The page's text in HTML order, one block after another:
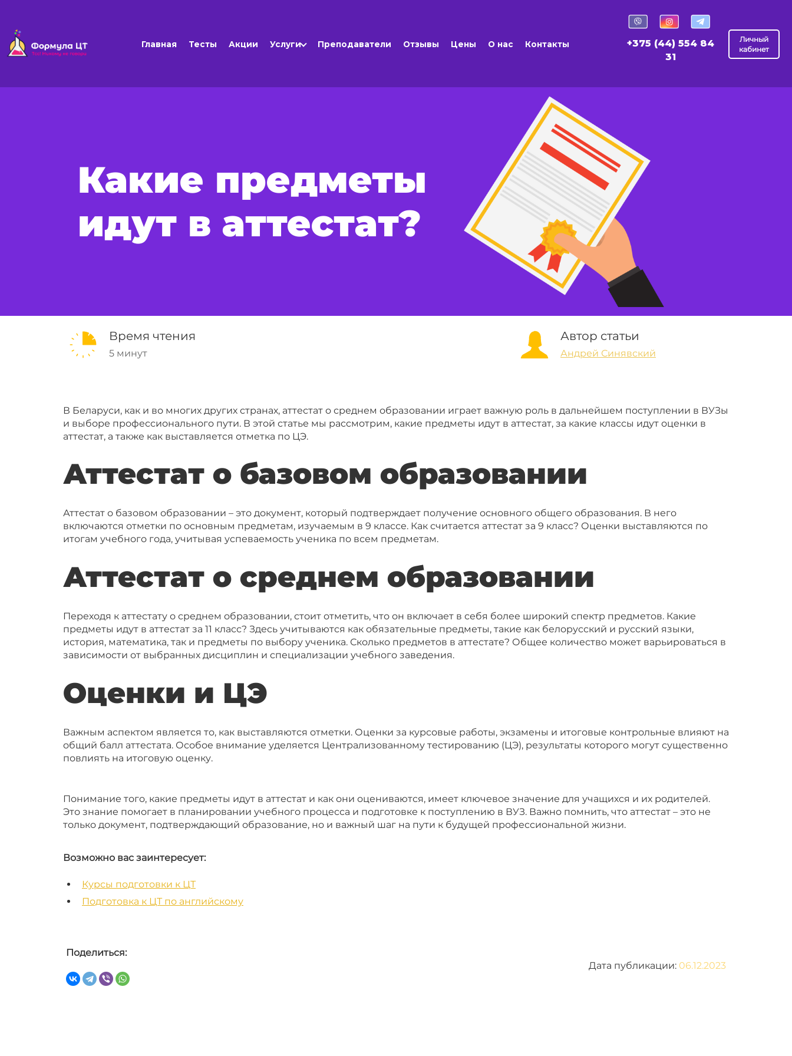
Главная Тесты Акции Услуги Преподаватели Отзывы Цены О нас Контакты
+375 (44) 554 84
31
Личный
кабинет
Какие предметы
идут в аттестат?
Время чтения
5 минут
Автор статьи
Андрей Синявский
В Беларуси, как и во многих других странах, аттестат о среднем образовании играет важную роль в дальнейшем поступлении в ВУЗы
и выборе профессионального пути. В этой статье мы рассмотрим, какие предметы идут в аттестат, за какие классы идут оценки в
аттестат, а также как выставляется отметка по ЦЭ.
Аттестат о базовом образовании
Аттестат о базовом образовании – это документ, который подтверждает получение основного общего образования. В него
включаются отметки по основным предметам, изучаемым в 9 классе. Как считается аттестат за 9 класс? Оценки выставляются по
итогам учебного года, учитывая успеваемость ученика по всем предметам.
Аттестат о среднем образовании
Переходя к аттестату о среднем образовании, стоит отметить, что он включает в себя более широкий спектр предметов. Какие
предметы идут в аттестат за 11 класс? Здесь учитываются как обязательные предметы, такие как белорусский и русский языки,
история, математика, так и предметы по выбору ученика. Сколько предметов в аттестате? Общее количество может варьироваться в
зависимости от выбранных дисциплин и специализации учебного заведения.
Оценки и ЦЭ
Важным аспектом является то, как выставляются отметки. Оценки за курсовые работы, экзамены и итоговые контрольные влияют на
общий балл аттестата. Особое внимание уделяется Централизованному тестированию (ЦЭ), результаты которого могут существенно
повлиять на итоговую оценку.
Понимание того, какие предметы идут в аттестат и как они оцениваются, имеет ключевое значение для учащихся и их родителей.
Это знание помогает в планировании учебного процесса и подготовке к поступлению в ВУЗ. Важно помнить, что аттестат – это не
только документ, подтверждающий образование, но и важный шаг на пути к будущей профессиональной жизни.
Возможно вас заинтересует:
Курсы подготовки к ЦТ
Подготовка к ЦТ по английскому
Поделиться:
Дата публикации: 06.12.2023